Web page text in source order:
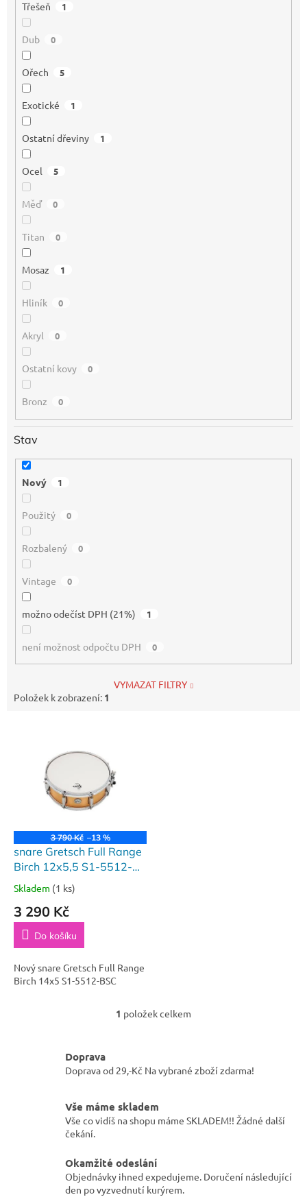
Třešeň 1
Dub 0
Ořech 5
Exotické 1
Ostatní dřeviny 1
Ocel 5
Měď 0
Titan 0
Mosaz 1
Hliník 0
Akryl 0
Ostatní kovy 0
Bronz 0
Stav
Nový 1
Použitý 0
Rozbalený 0
Vintage 0
možno odečíst DPH (21%) 1
není možnost odpočtu DPH 0
VYMAZAT FILTRY
Položek k zobrazení: 1
3 790 Kč –13 %
snare Gretsch Full Range
Birch 12x5,5 S1-5512-
BSC
Skladem (1 ks)
3 290 Kč
Do košíku
Nový snare Gretsch Full Range
Birch 14x5 S1-5512-BSC
O
d
í
p
k
y
v
1 položek celkem
Doprava
Doprava od 29,-Kč Na vybrané zboží zdarma!
Vše máme skladem
Vše co vidíš na shopu máme SKLADEM!! Žádné další
čekání.
Okamžité odeslání
Objednávky ihned expedujeme. Doručení následující
den po vyzvednutí kurýrem.